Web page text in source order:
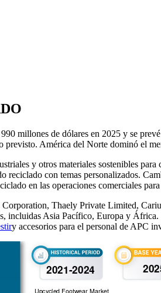
millones de dólares en 2025 y se
América del Norte dominó el
y otros materiales sostenibles
reciclado con temas personalizados.
en las operaciones comerciales
Thaely Private Limited,
incluidas Asia Pacífico, Europa y
y accesorios para el personal de APC